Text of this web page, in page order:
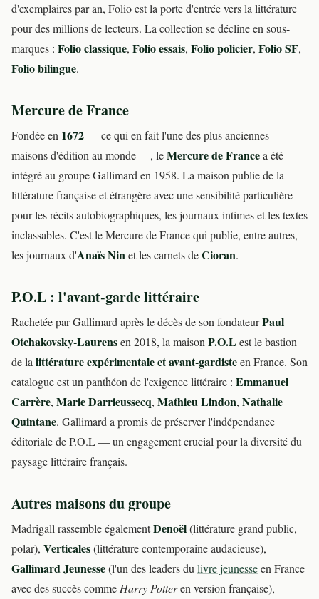
d'exemplaires par an, Folio est la porte d'entrée vers la littérature
pour des millions de lecteurs. La collection se décline en sous-
marques : Folio classique, Folio essais, Folio policier, Folio SF,
Folio bilingue.
Mercure de France
Fondée en 1672— ce qui en fait l'une des plus anciennes
maisons d'édition au monde —, leMercure de Francea été
intégré au groupe Gallimard en 1958. La maison publie de la
littérature française et étrangère avec une sensibilité particulière
pour les récits autobiographiques, les journaux intimes et les textes
inclassables. C'est le Mercure de France qui publie, entre autres,
les journaux d'Anaïs Ninet les carnets deCioran.
P.O.L : l'avant-garde littéraire
Rachetée par Gallimard après le décès de son fondateurPaul
Otchakovsky-Laurensen 2018, la maisonP.O.L est le bastion
de lalittérature expérimentale et avant-gardisteen France. Son
catalogue est un panthéon de l'exigence littéraire : Emmanuel
Carrère, Marie Darrieussecq, Mathieu Lindon, Nathalie
Quintane. Gallimard a promis de préserver l'indépendance
éditoriale de P.O.L — un engagement crucial pour la diversité du
paysage littéraire français.
Autres maisons du groupe
Madrigall rassemble égalementDenoël(littérature grand public,
polar), Verticales(littérature contemporaine audacieuse),
Gallimard Jeunesse(l'un des leaders dulivre jeunesseen France
avec des succès commeHarry Potteren version française),